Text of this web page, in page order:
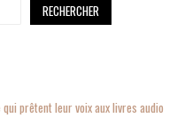
RECHERCHER
prêtent leur voix aux livres audio